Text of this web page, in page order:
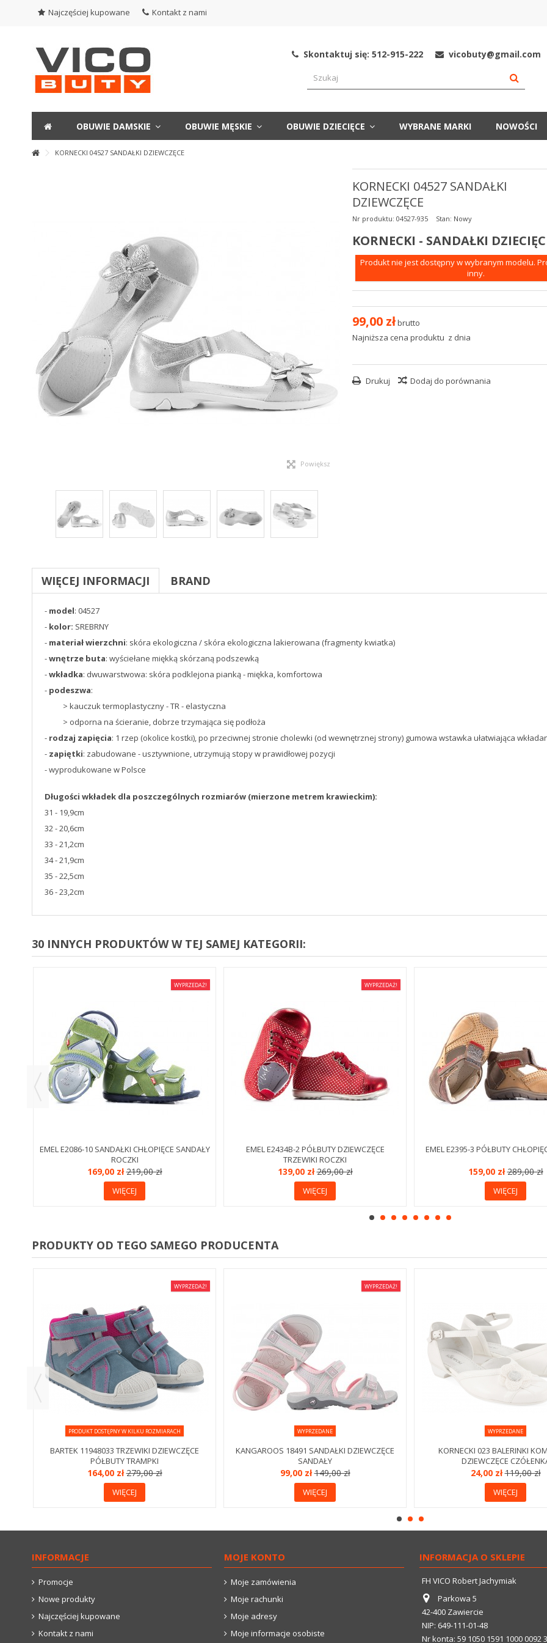
Najczęściej kupowane Kontakt z nami
Skontaktuj się: 512-915-222 vicobuty@gmail.com
OBUWIE DAMSKIE OBUWIE MĘSKIE OBUWIE DZIECIĘCE WYBRANE MARKI NOWOŚCI
KORNECKI 04527 SANDAŁKI DZIEWCZĘCE
Powiększ
KORNECKI 04527 SANDAŁKI
DZIEWCZĘCE
Nr produktu: 04527-935 Stan: Nowy
KORNECKI - SANDAŁKI
Produkt nie jest dostępny w wybranym modelu.
inny.
99,00 złbrutto
Najniższa cena produktu z dnia
Drukuj Dodaj do porównania
WIĘCEJ INFORMACJI BRAND
- model: 04527
- kolor: SREBRNY
- materiał wierzchni: skóra ekologiczna / skóra ekologiczna lakierowana (fragmenty kwiatka)
-wnętrze buta: wyściełane miękką skórzaną podszewką
-wkładka: dwuwarstwowa: skóra podklejona pianką - miękka, komfortowa
- podeszwa:
> kauczuk termoplastyczny - TR - elastyczna
> odporna na ścieranie, dobrze trzymająca się podłoża
- rodzaj zapięcia: 1 rzep (okolice kostki), po przeciwnej stronie cholewki (od wewnętrznej strony) gumowa wstawka ułatwiająca
- zapiętki: zabudowane - usztywnione, utrzymują stopy w prawidłowej pozycji
- wyprodukowane w Polsce
Długości wkładek dla poszczególnych rozmiarów (mierzone metrem krawieckim):
31 - 19,9cm
32 - 20,6cm
33 - 21,2cm
34 - 21,9cm
35 - 22,5cm
36 - 23,2cm
30 INNYCH PRODUKTÓW W TEJ SAMEJ KATEGORII:
WYPRZEDAŻ!
EMEL E2086-10 SANDAŁKI CHŁOPIĘCE SANDAŁY
ROCZKI
169,00 zł219,00 zł
WIĘCEJ
WYPRZEDAŻ!
EMEL E2434B-2 PÓŁBUTY DZIEWCZĘCE
TRZEWIKI ROCZKI
139,00 zł269,00 zł
WIĘCEJ
EMEL E2395-3 PÓŁBUTY
159,00 zł289,00 zł
WIĘCEJ
PRODUKTY OD TEGO SAMEGO PRODUCENTA
WYPRZEDAŻ!
PRODUKT DOSTĘPNY W KILKU ROZMIARACH
BARTEK 11948033 TRZEWIKI DZIEWCZĘCE
PÓŁBUTY TRAMPKI
164,00 zł279,00 zł
WIĘCEJ
WYPRZEDAŻ!
WYPRZEDANE
KANGAROOS 18491 SANDAŁKI DZIEWCZĘCE
SANDAŁY
99,00 zł149,00 zł
WIĘCEJ
WYPRZEDANE
KORNECKI 023 BALERINKI
DZIEWCZĘCE
24,00 zł119,00 zł
WIĘCEJ
INFORMACJE
Promocje
Nowe produkty
Najczęściej kupowane
Kontakt z nami
MOJE KONTO
Moje zamówienia
Moje rachunki
Moje adresy
Moje informacje osobiste
INFORMACJA O SKLEPIE
FH VICO Robert Jachymiak
Parkowa 5
42-400 Zawiercie
NIP: 649-111-01-48
Nr konta: 59 1050 1591 1000 0092